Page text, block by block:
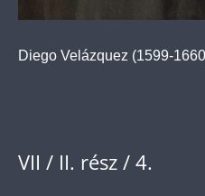
Diego Velázquez (1599-
VII / II. rész / 4.